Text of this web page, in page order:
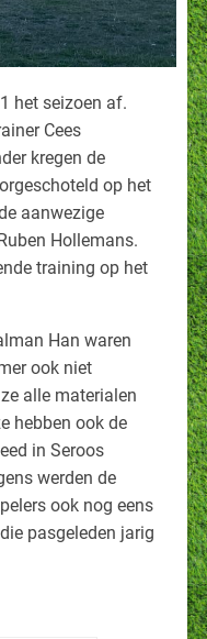
het seizoen af.
Cees
kregen de
op het
aanwezige
Hollemans.
training op het
Han waren
ook niet
alle materialen
hebben ook de
in Seroos
werden de
ook nog eens
pasgeleden jarig